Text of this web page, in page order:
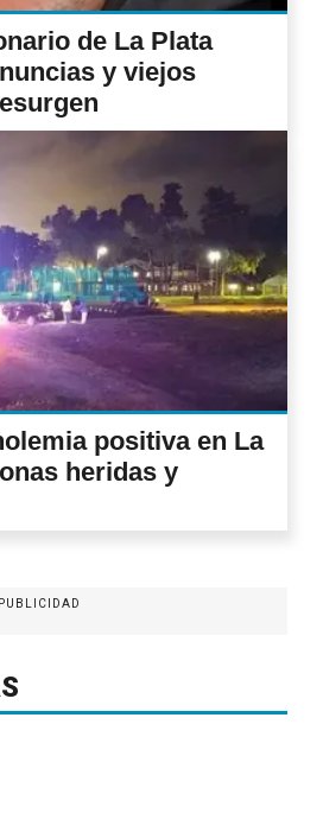
de La Plata
y viejos
positiva en La
heridas y
PUBLICIDAD